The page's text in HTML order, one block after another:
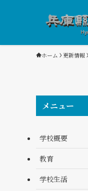
ホーム 更新情報
メニュー
学校概要
教育
学校生活